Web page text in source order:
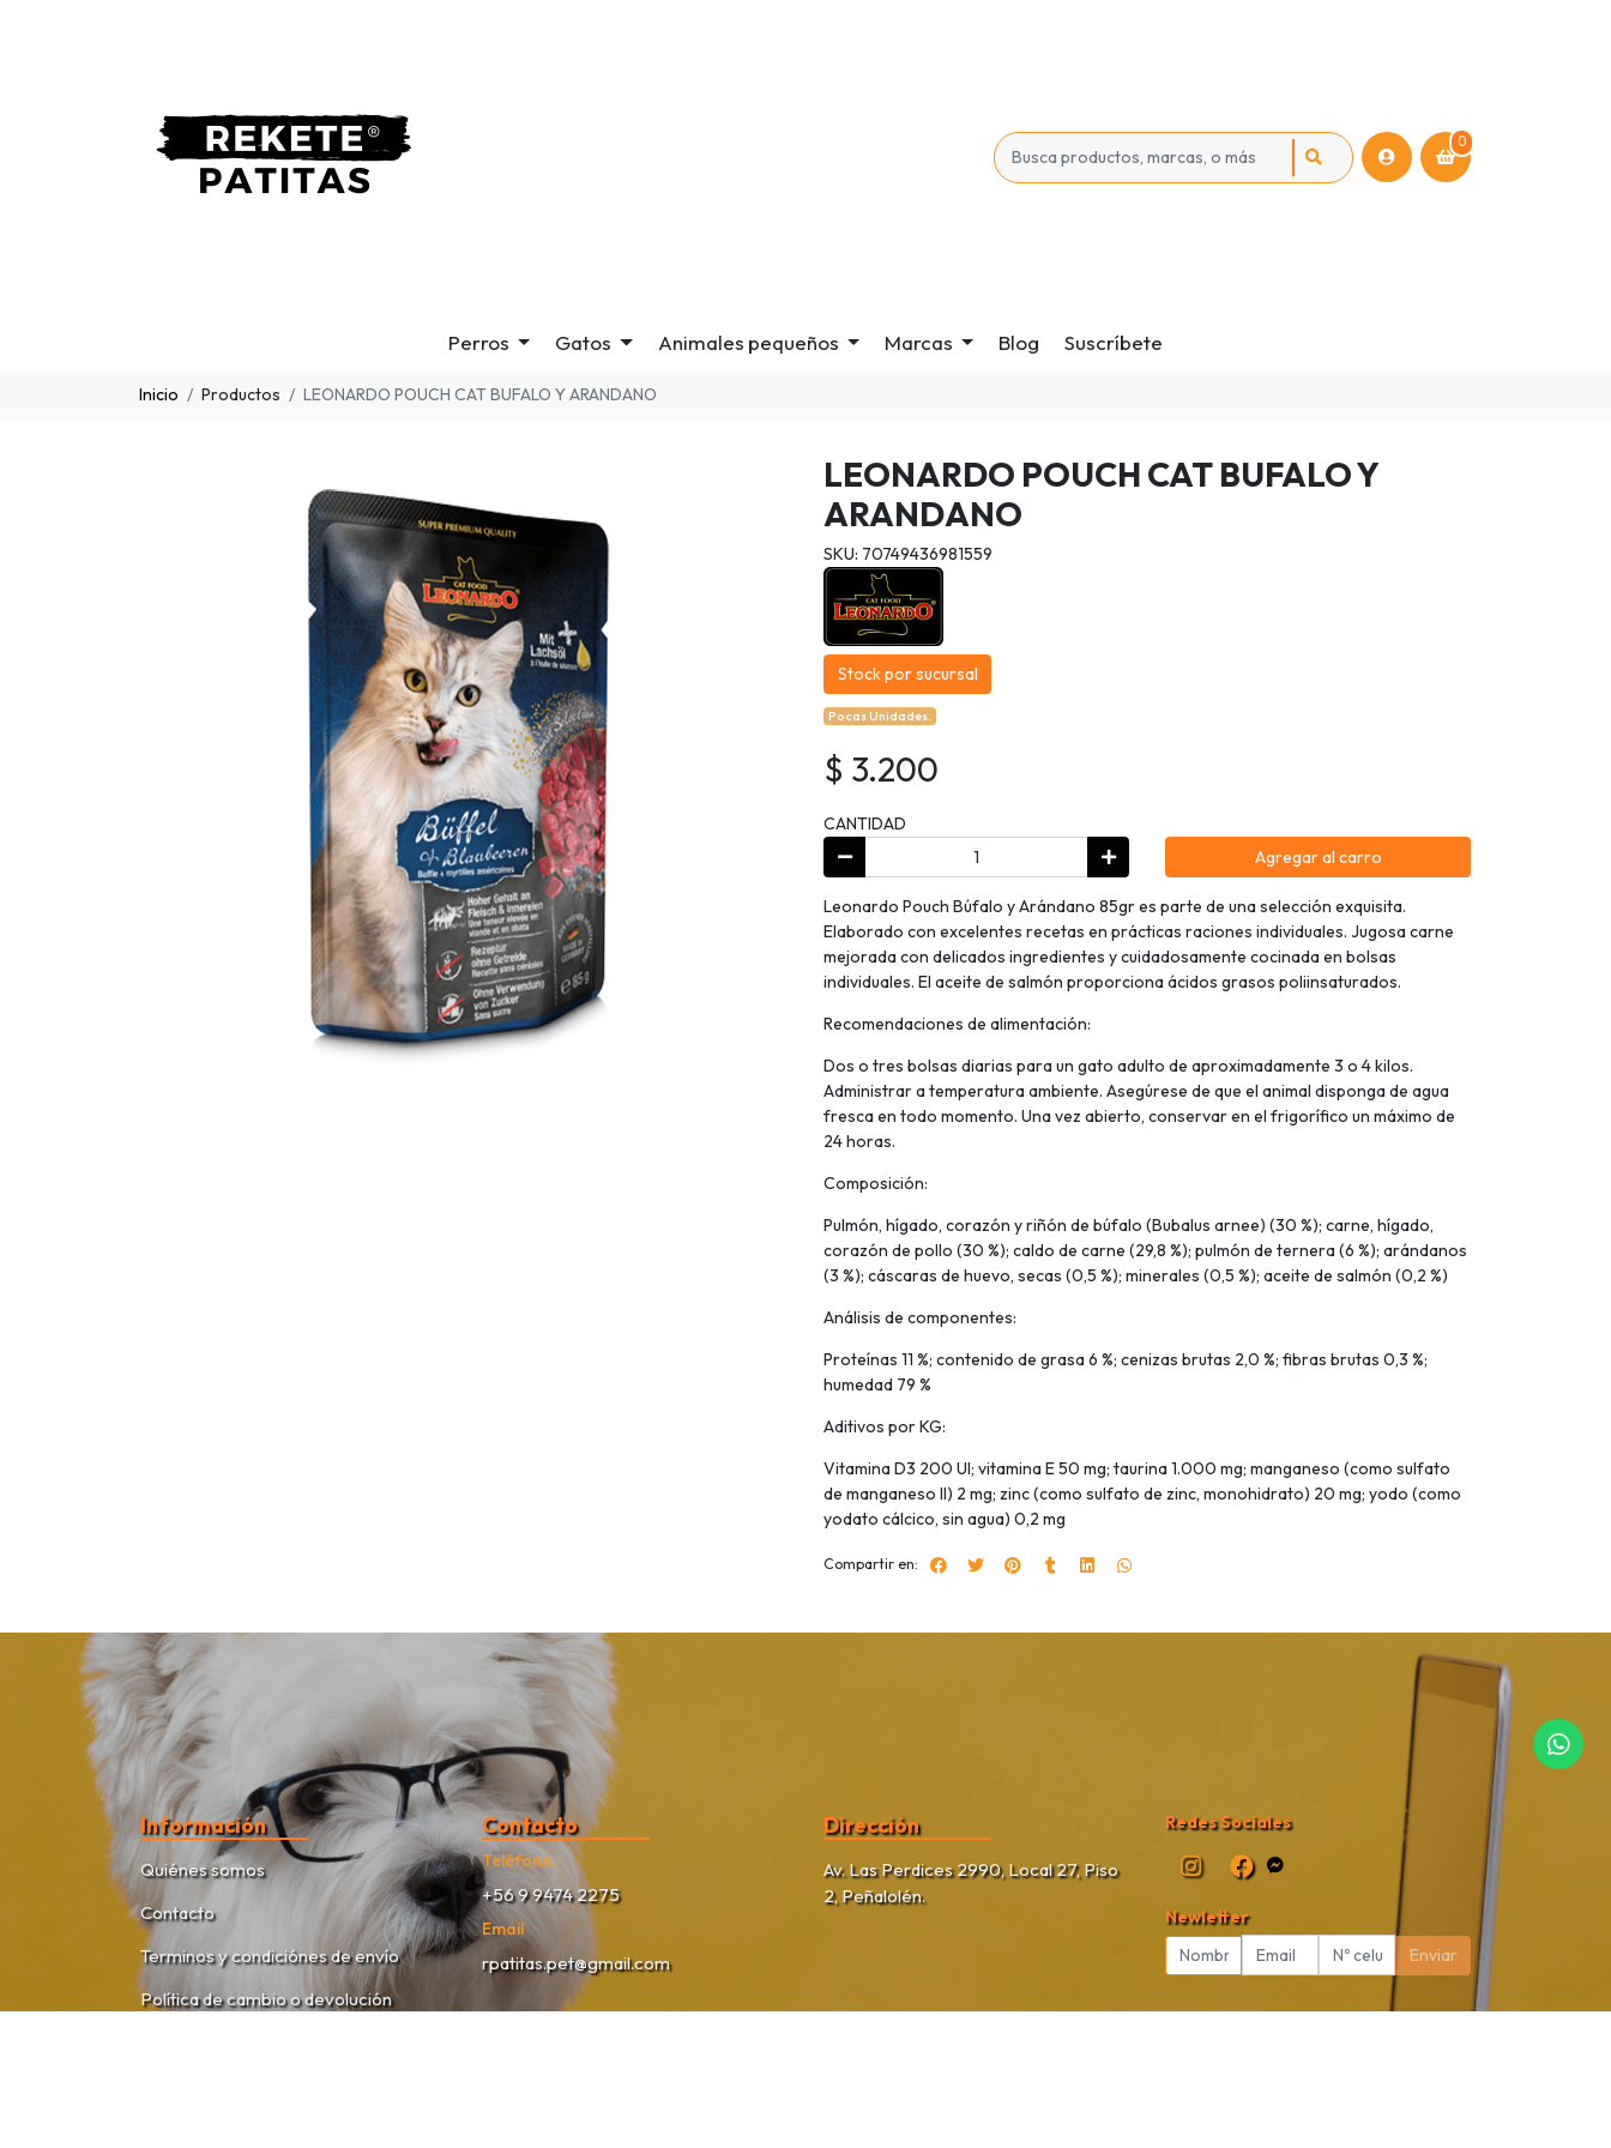
0
Perros Gatos Animales pequeños Marcas Blog Suscríbete
Inicio Productos LEONARDO POUCH CAT BUFALO Y ARANDANO
LEONARDO POUCH CAT BUFALO Y
ARANDANO
SKU: 70749436981559
Stock por sucursal
Pocas Unidades.
$ 3.200
CANTIDAD
Agregar al carro
Leonardo Pouch Búfalo y Arándano 85gr es parte de una selección exquisita.
Elaborado con excelentes recetas en prácticas raciones individuales. Jugosa carne
mejorada con delicados ingredientes y cuidadosamente cocinada en bolsas
individuales. El aceite de salmón proporciona ácidos grasos poliinsaturados.
Recomendaciones de alimentación:
Dos o tres bolsas diarias para un gato adulto de aproximadamente 3 o 4 kilos.
Administrar a temperatura ambiente. Asegúrese de que el animal disponga de agua
fresca en todo momento. Una vez abierto, conservar en el frigorífico un máximo de
24 horas.
Composición:
Pulmón, hígado, corazón y riñón de búfalo (Bubalus arnee) (30 %); carne, hígado,
corazón de pollo (30 %); caldo de carne (29,8 %); pulmón de ternera (6 %); arándanos
(3 %); cáscaras de huevo, secas (0,5 %); minerales (0,5 %); aceite de salmón (0,2 %)
Análisis de componentes:
Proteínas 11 %; contenido de grasa 6 %; cenizas brutas 2,0 %; fibras brutas 0,3 %;
humedad 79 %
Aditivos por KG:
Vitamina D3 200 UI; vitamina E 50 mg; taurina 1.000 mg; manganeso (como sulfato
de manganeso II) 2 mg; zinc (como sulfato de zinc, monohidrato) 20 mg; yodo (como
yodato cálcico, sin agua) 0,2 mg
Compartir en:
Información
Quiénes somos
Contacto
Terminos y condiciónes de envío
Política de cambio o devolución
Contacto
Teléfono
+56 9 9474 2275
Email
rpatitas.pet@gmail.com
Dirección
Av. Las Perdices 2990, Local 27, Piso
2, Peñalolén.
Redes Sociales
Newletter
Enviar